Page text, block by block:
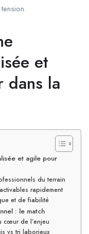
et
dans la
et agile pour
du terrain
rapidement
et de fiabilité
: le match
cœur de l’enjeu
vs tri laborieux